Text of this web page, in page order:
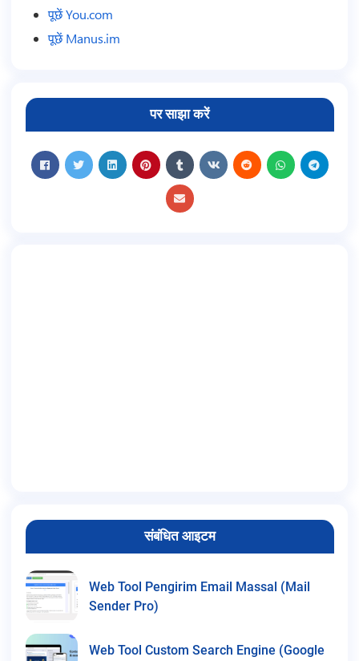
पूछें You.com
पूछें Manus.im
पर साझा करें
संबंधित आइटम
Web Tool Pengirim Email Massal (Mail
Sender Pro)
Web Tool Custom Search Engine (Google